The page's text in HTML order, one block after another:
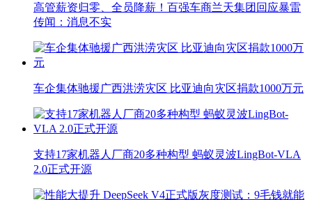
高管薪资归零、全员降薪！百强车商兰天集团回应暴雷
传闻：消息不实
车企集体驰援广西洪涝灾区 比亚迪向灾区捐款1000万元
支持17家机器人厂商20多种构型 蚂蚁灵波LingBot-VLA
2.0正式开源